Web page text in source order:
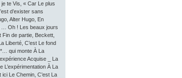
te Vis, « Car Le plus
d’exister sans
Alter Hugo, En
… Oh ! Les beaux jours
Fin de partie, Beckett,
Liberté, C’est Le fond
qui monte À La
Acquise _ La
L’expérimentation À La
ici Le Chemin, C’est La